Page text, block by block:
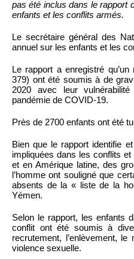
pas été inclus dans le rapport
enfants et les conflits armés.
Le secrétaire général des
annuel sur les enfants et les
Le rapport a enregistré qu’un
379) ont été soumis à de
2020 avec leur
pandémie de COVID-19.
Près de 2700 enfants ont été
Bien que le rapport identifie
impliquées dans les conflits
et en Amérique latine, des
l’homme ont souligné que
absents de la « liste de la
Yémen.
Selon le rapport, les enfants
conflit ont été soumis à
recrutement, l’enlèvement,
violence sexuelle.